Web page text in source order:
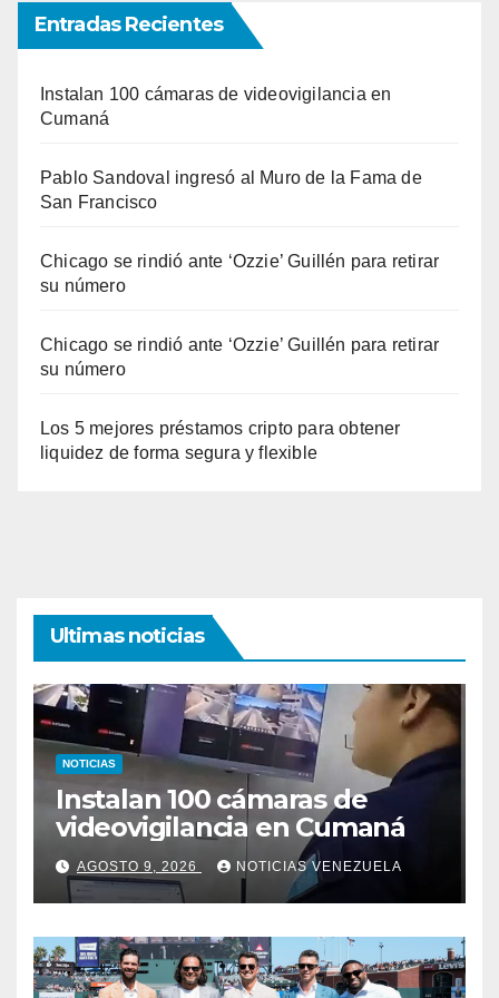
Entradas Recientes
Instalan 100 cámaras de videovigilancia en
Cumaná
Pablo Sandoval ingresó al Muro de la Fama de
San Francisco
Chicago se rindió ante ‘Ozzie’ Guillén para retirar
su número
Chicago se rindió ante ‘Ozzie’ Guillén para retirar
su número
Los 5 mejores préstamos cripto para obtener
liquidez de forma segura y flexible
Ultimas noticias
NOTICIAS
Instalan 100 cámaras de
videovigilancia en Cumaná
AGOSTO 9, 2026 NOTICIAS VENEZUELA